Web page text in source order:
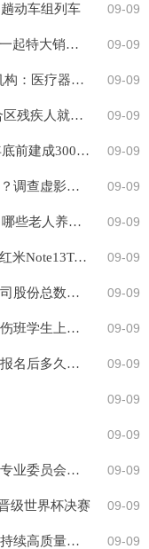
09-09
动车组列车
09-09
“秘方神药”暗掺激素成分，胶州法院宣判一起特大销售假药犯罪案
09-09
医疗器械ETF(159883)逆市上涨0.38%，机构：医疗器械板块估值有望逐渐修复
09-09
扶残助残 税企同行——闵行区税务局联合区残疾人就业服务中心举办残疾人就业保障金专题宣讲会
09-09
将补能进行到底，小鹏汽车：将在2025年底前建成3000座超快充站
09-09
王者荣耀调查虚影任务不能完成在怎么办？调查虚影任务卡2/3进度解决方法
09-09
2023年养老金计发基数是多少开始公布，哪些老人养老金可以重新核算？
09-09
小米红米Note13Pro 红米Note13ProPlus和红米Note13Turbo发布前几个月的详细信息
09-09
太阳纸业：回购注销部分限制性股票，公司股份总数及注册资本减少
09-09
株洲市中医伤科医院党委书记龙永其为骨伤班学生上开学外科第一课
09-09
驾校报名后多久可以预约考科目一（驾校报名后多久可以预约考试科目一）
09-09
09-09
09-09
金溪召开生态环境保护委员会水、气、土专业委员会会议
09-09
级世界杯决赛
09-09
共同愿景下的低碳实践：能源转型引领可持续高质量之路